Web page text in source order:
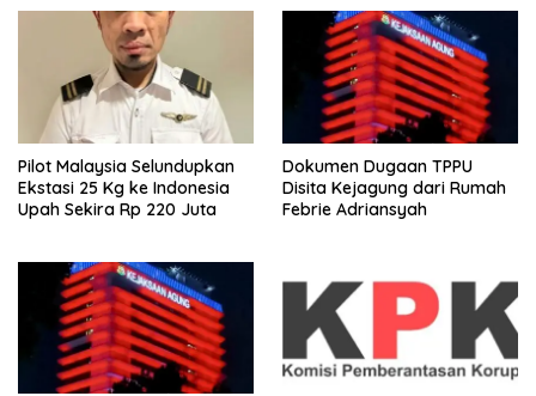
Pilot Malaysia Selundupkan
Ekstasi 25 Kg ke Indonesia
Upah Sekira Rp 220 Juta
Dokumen Dugaan TPPU
Disita Kejagung dari Rumah
Febrie Adriansyah